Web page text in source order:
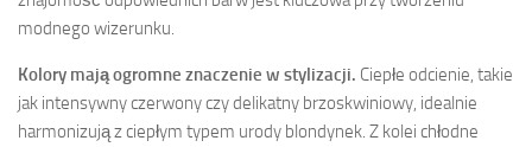
modnego wizerunku.
Kolory mają ogromne znaczenie w stylizacji. Ciepłe odcienie, takie
jak intensywny czerwony czy delikatny brzoskwiniowy, idealnie
harmonizują z ciepłym typem urody blondynek. Z kolei chłodne